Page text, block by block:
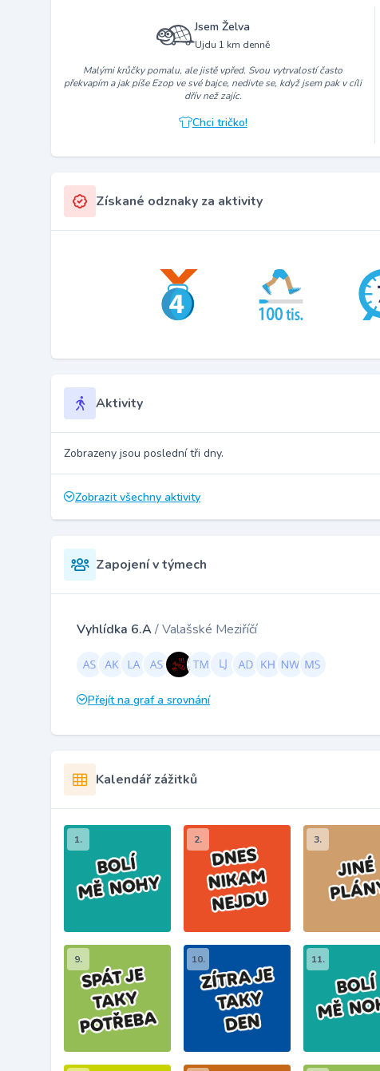
Jsem Želva
Ujdu 1 km denně
Malými krůčky pomalu, ale jistě vpřed. Svou vytrvalostí často
překvapím a jak píše Ezop ve své bajce, nedivte se, když jsem pak v cíli
dřív než zajíc.
Chci tričko!
Získané odznaky za aktivity
Aktivity
Zobrazeny jsou poslední tři dny.
Zobrazit všechny aktivity
Zapojení v týmech
Vyhlídka 6.A/ Valašské Meziříčí
Přejít na graf a srovnání
Kalendář zážitků
1. 2. 3.
9. 10. 11.